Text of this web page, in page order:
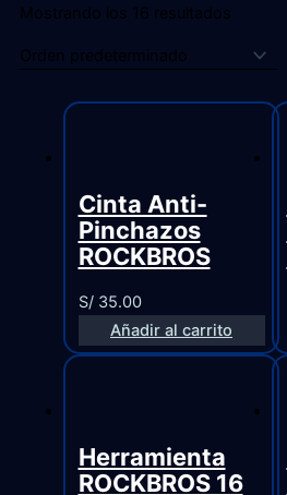
Mostrando los 16 resultados
Cinta Anti-
Pinchazos
ROCKBROS
S/35.00
Añadir al carrito
Herramienta
ROCKBROS 16